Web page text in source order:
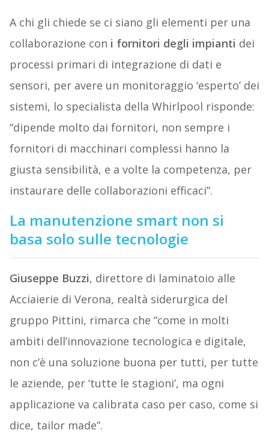
A chi gli chiede se ci siano gli elementi per una
collaborazione con i fornitori degli impianti dei
processi primari di integrazione di dati e
sensori, per avere un monitoraggio ‘esperto’ dei
sistemi, lo specialista della Whirlpool risponde:
“dipende molto dai fornitori, non sempre i
fornitori di macchinari complessi hanno la
giusta sensibilità, e a volte la competenza, per
instaurare delle collaborazioni efficaci”.
La manutenzione smart non si
basa solo sulle tecnologie
Giuseppe Buzzi, direttore di laminatoio alle
Acciaierie di Verona, realtà siderurgica del
gruppo Pittini, rimarca che “come in molti
ambiti dell’innovazione tecnologica e digitale,
non c’è una soluzione buona per tutti, per tutte
le aziende, per ‘tutte le stagioni’, ma ogni
applicazione va calibrata caso per caso, come si
dice, tailor made”.